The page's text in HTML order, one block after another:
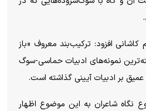
افزود: ترکیب‌بند معروف «باز
نمونه‌های ادبیات حماسی-سوگ
بر ادبیات آیینی گذاشته است.
نگاه شاعران به این موضوع اظهار